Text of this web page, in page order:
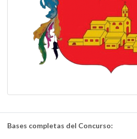
Bases completas del Concurso: